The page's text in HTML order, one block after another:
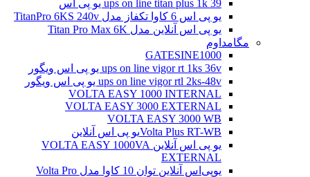
ups on line titan plus 1k 39 یو پی اس
یو پی اس 6 کاوا تکفاز مدل TitanPro 6KS 240v
یو پی اس آنلاین مدل Titan Pro Max 6K
مگامداوم
GATESINE1000
ups on line vigor rt 1ks 36v یو پی اس ویگور
ups on line vigor rtl 2ks-48v یو پی اس ویگور
VOLTA EASY 1000 INTERNAL
VOLTA EASY 3000 EXTERNAL
VOLTA EASY 3000 WB
Volta Plus RT-WBیو پی اس آنلاین
یو پی اس آنلاین VOLTA EASY 1000VA
EXTERNAL
یو‌پی‌اس آنلاین توان 10 کاوا مدل Volta Pro